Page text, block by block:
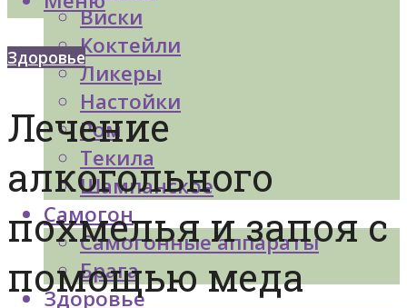
Виски
Коктейли
Ликеры
Настойки
Ром
Текила
Шампанское
Самогон
Самогонные аппараты
Брага
Здоровье
Здоровье
Лечение
алкогольного
похмелья и запоя с
помощью меда